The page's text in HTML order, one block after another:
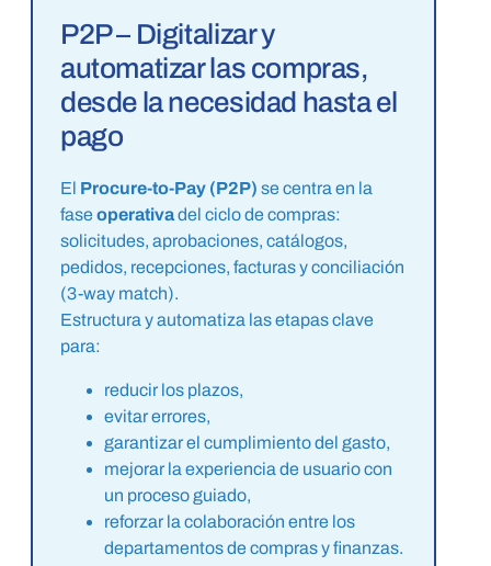
P2P – Digitalizar y
automatizar las compras,
desde la necesidad hasta el
pago
El Procure-to-Pay (P2P) se centra en la
fase operativadel ciclo de compras:
solicitudes, aprobaciones, catálogos,
pedidos, recepciones, facturas y conciliación
(3-way match).
Estructura y automatiza las etapas clave
para:
reducir los plazos,
evitar errores,
garantizar el cumplimiento del gasto,
mejorar la experiencia de usuario con
un proceso guiado,
reforzar la colaboración entre los
departamentos de compras y finanzas.